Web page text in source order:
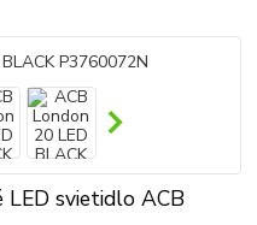
LED svietidlo ACB